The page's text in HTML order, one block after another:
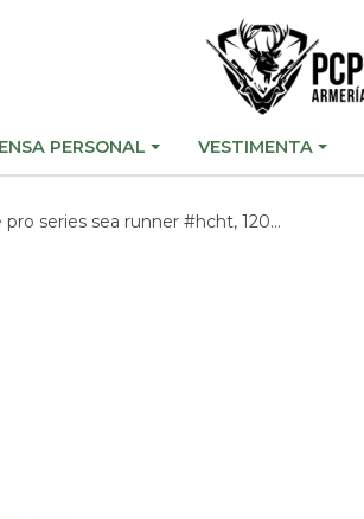
PERSONAL VESTIMENTA
series sea runner #hcht, 120mm